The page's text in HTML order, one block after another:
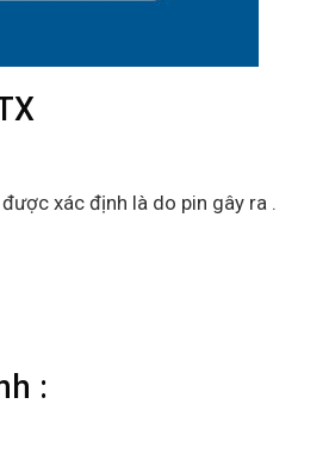
xác định là do pin gây ra .
: